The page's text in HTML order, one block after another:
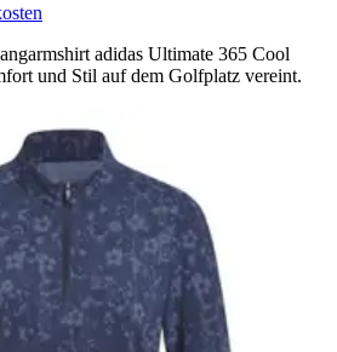
adidas Ultimate 365 Cool
und Stil auf dem Golfplatz vereint.